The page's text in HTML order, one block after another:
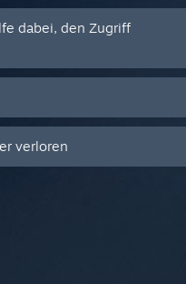
dabei, den Zugriff
verloren